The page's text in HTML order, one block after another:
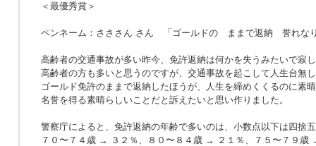
＜最優秀賞＞
ペンネーム：さささん さん 「ゴールドの ままで返納 誉れな
高齢者の交通事故が多い昨今、免許返納は何かを失うみたいで寂
高齢者の方も多いと思うのですが、交通事故を起こして人生台無
ゴールド免許のままで返納したほうが、人生を締めくくるのに素
名誉を得る素晴らしいことだと訴えたいと思い作りました。
警察庁によると、免許返納の年齢で多いのは、小数点以下は四捨
７０〜７４歳 → ３２％、８０〜８４歳 → ２１％、７５〜７９歳